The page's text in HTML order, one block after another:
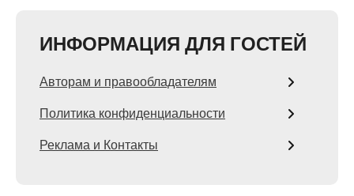
ИНФОРМАЦИЯ ДЛЯ ГОСТЕЙ
Авторам и правообладателям
Политика конфиденциальности
Реклама и Контакты